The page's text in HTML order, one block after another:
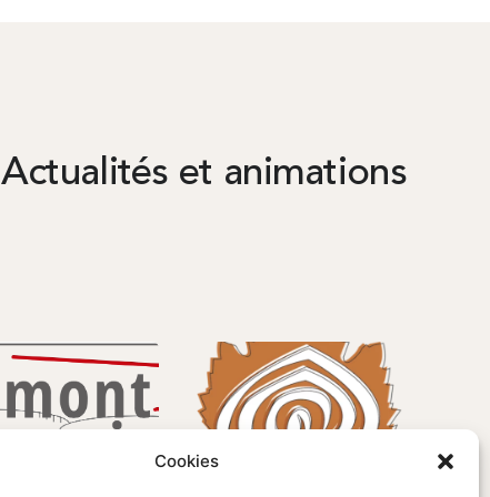
Cookies
Actualités et animations